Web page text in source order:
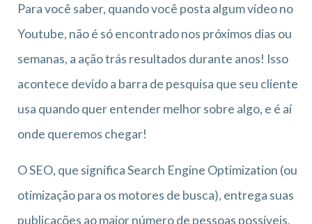
Para você saber, quando você posta algum vídeo no
Youtube, não é só encontrado nos próximos dias ou
semanas, a ação trás resultados durante anos! Isso
acontece devido a barra de pesquisa que seu cliente
usa quando quer entender melhor sobre algo, e é aí
onde queremos chegar!
O SEO, que significa Search Engine Optimization (ou
otimização para os motores de busca), entrega suas
publicações ao maior número de pessoas possíveis,